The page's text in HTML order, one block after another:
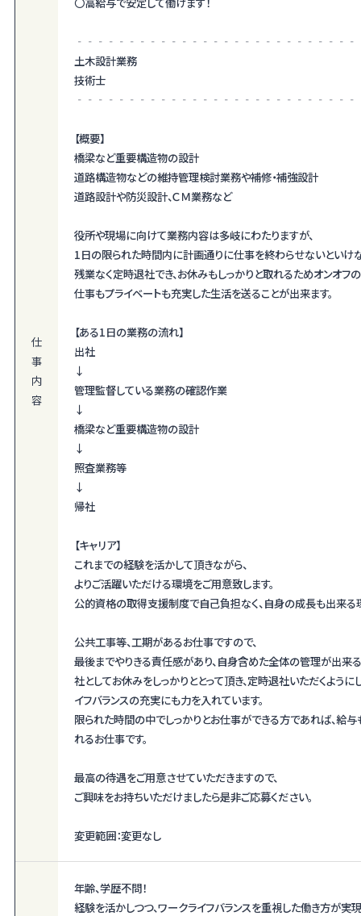
仕
事
内
容
土木設計業務
技術士
【概要】
橋梁など重要構造物の設計
道路構造物などの維持管理検討業務や補修・補強設計
道路設計や防災設計、ＣＭ業務など
役所や現場に向けて業務内容は多岐にわたりますが、
1日の限られた時間内に計画通りに仕事を終わらせないといけ
残業なく定時退社でき、お休みもしっかりと取れるためオンオフ
仕事もプライベートも充実した生活を送ることが出来ます。
【ある1日の業務の流れ】
出社
↓
管理監督している業務の確認作業
↓
橋梁など重要構造物の設計
↓
照査業務等
↓
帰社
【キャリア】
これまでの経験を活かして頂きながら、
よりご活躍いただける環境をご用意致します。
公的資格の取得支援制度で自己負担なく、自身の成長も出来る
公共工事等、工期があるお仕事ですので、
最後までやりきる責任感があり、自身含めた全体の管理が出来
社としてお休みをしっかりととって頂き、定時退社いただくように
イフバランスの充実にも力を入れています。
限られた時間の中でしっかりとお仕事ができる方であれば、給
れるお仕事です。
最高の待遇をご用意させていただきますので、
ご興味をお持ちいただけましたら是非ご応募ください。
変更範囲：変更なし
年齢、学歴不問！
経験を活かしつつ、ワークライフバランスを重視した働き方が